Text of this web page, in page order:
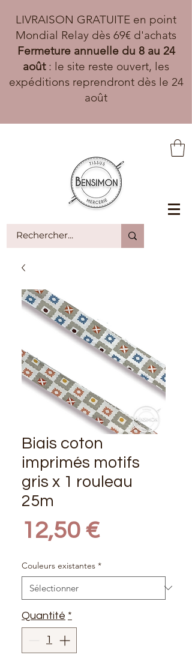
LIVRAISON GRATUITE en point
Mondial Relay dès 69€ d'achats
Fermeture annuelle du 8 au 24
août: le site reste ouvert, les
expéditions reprendront dès le 24
août
Biais coton
imprimés motifs
gris x 1 rouleau
25m
12,50 €Prix
Couleurs existantes *
Quantité *